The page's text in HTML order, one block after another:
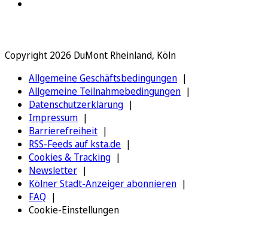
Copyright 2026 DuMont Rheinland, Köln
Allgemeine Geschäftsbedingungen
Allgemeine Teilnahmebedingungen
Datenschutzerklärung
Impressum
Barrierefreiheit
RSS-Feeds auf ksta.de
Cookies & Tracking
Newsletter
Kölner Stadt-Anzeiger abonnieren
FAQ
Cookie-Einstellungen